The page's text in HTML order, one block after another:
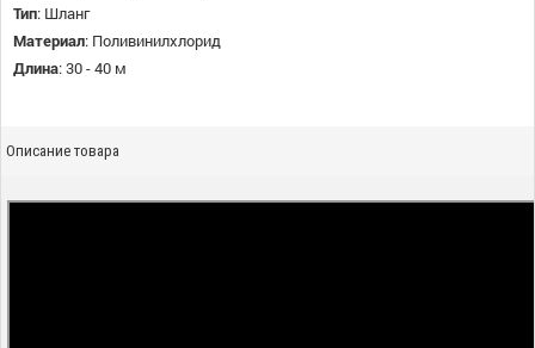
Тип: Шланг
Материал: Поливинилхлорид
Длина:30 - 40 м
Описание товара